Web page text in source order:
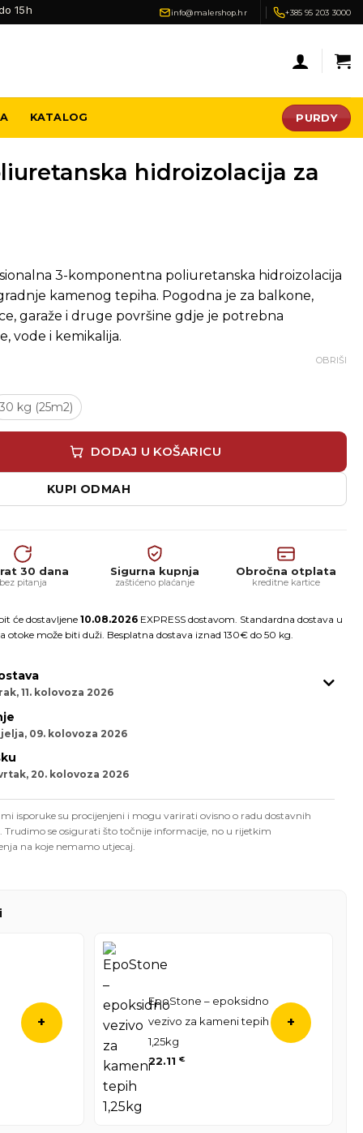
15h info@malershop.hr +385 95 203 3000
KATALOG PURDY
hidroizolacija za
3-komponentna poliuretanska hidroizolacija
kamenog tepiha. Pogodna je za balkone,
garaže i druge površine gdje je potrebna
vode i kemikalija.
30 kg (25m2)
OBRIŠI
DODAJ U KOŠARICU
KUPI ODMAH
30 dana
pitanja
Sigurna kupnja
zaštićeno plaćanje
Obročna otplata
kreditne kartice
će dostavljene 10.08.2026 EXPRESS dostavom. Standardna dostava u
otoke može biti duži. Besplatna dostava iznad 130€ do 50 kg.
11. kolovoza 2026
09. kolovoza 2026
20. kolovoza 2026
isporuke su procijenjeni i mogu varirati ovisno o radu dostavnih
Trudimo se osigurati što točnije informacije, no u rijetkim
na koje nemamo utjecaj.
+
EpoStone – epoksidno
vezivo za kameni tepih
1,25kg
22.11 €
+